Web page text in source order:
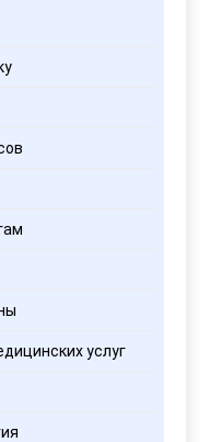
услуг